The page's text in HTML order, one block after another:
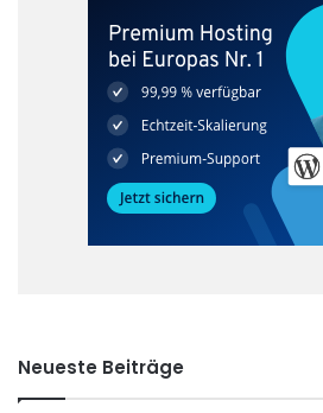
Neueste Beiträge